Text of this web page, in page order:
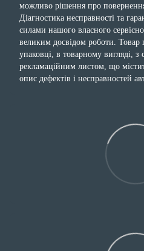
можливо рішення про
Діагностика несправності та
силами нашого власного
великим досвідом роботи.
упаковці, в товарному вигляді,
рекламаційним листом, що
опис дефектів і несправностей